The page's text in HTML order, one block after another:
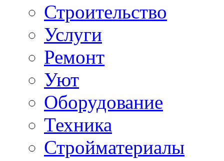
Строительство
Услуги
Ремонт
Уют
Оборудование
Техника
Стройматериалы